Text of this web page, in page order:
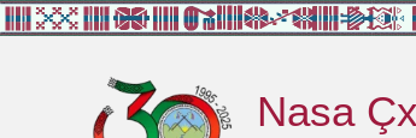
Ir
Nasa